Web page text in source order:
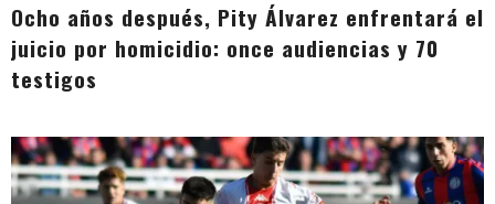
Ocho años después, Pity Álvarez enfrentará el
juicio por homicidio: once audiencias y 70
testigos